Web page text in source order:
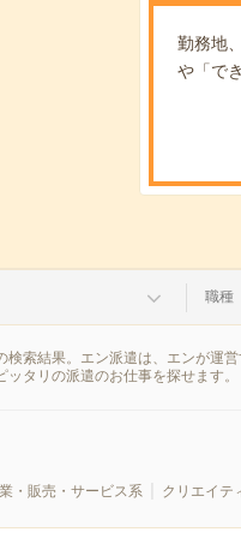
勤務地
や「で
職種
検索結果。エン派遣は、エンが運
タリの派遣のお仕事を探せます。
・販売・サービス系 クリエイテ